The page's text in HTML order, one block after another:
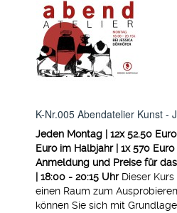
K-Nr.005 Abendatelier Kunst -
Jeden Montag | 12x 52.50
Euro im Halbjahr | 1x 570 Euro
Anmeldung und Preise für
| 18:00 - 20:15 UhrDieser Kurs
einen Raum zum
können Sie sich mit